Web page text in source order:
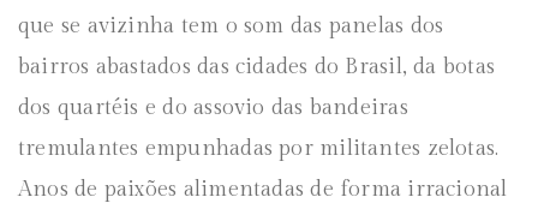
que se avizinha tem o som das panelas dos
bairros abastados das cidades do Brasil, da botas
dos quartéis e do assovio das bandeiras
tremulantes empunhadas por militantes zelotas.
Anos de paixões alimentadas de forma irracional